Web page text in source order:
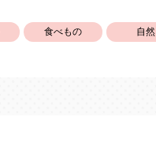
食べもの 自然